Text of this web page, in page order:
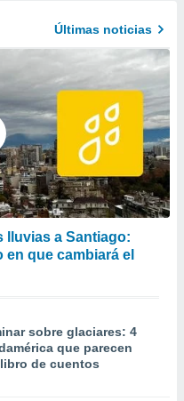
Últimas noticias
lluvias a Santiago:
que cambiará el
sobre glaciares: 4
que parecen
de cuentos